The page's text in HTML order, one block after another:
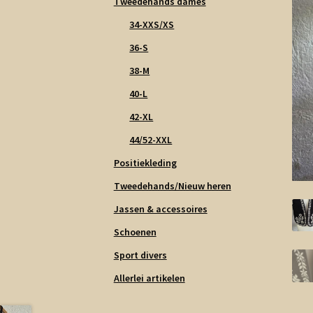
34-XXS/XS
36-S
38-M
40-L
42-XL
44/52-XXL
Positiekleding
Tweedehands/Nieuw heren
Jassen & accessoires
Schoenen
Sport divers
Allerlei artikelen